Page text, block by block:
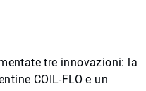
tre innovazioni: la
COIL-FLO e un